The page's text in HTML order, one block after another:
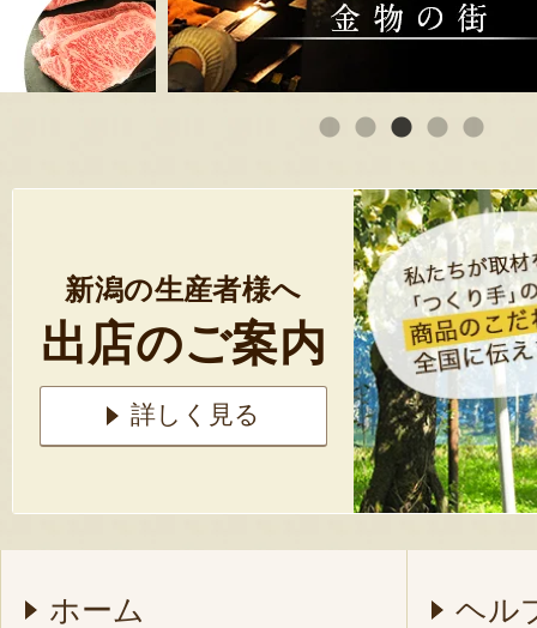
新潟の生産者様へ
出店のご案内
詳しく見る
ホーム ヘル